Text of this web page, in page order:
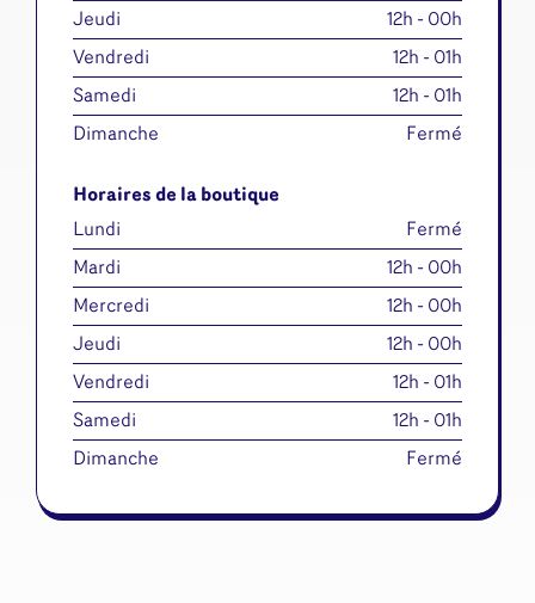
Jeudi
12h - 00h
Vendredi
12h - 01h
Samedi
12h - 01h
Dimanche
Fermé
Horaires de la boutique
Lundi
Fermé
Mardi
12h - 00h
Mercredi
12h - 00h
Jeudi
12h - 00h
Vendredi
12h - 01h
Samedi
12h - 01h
Dimanche
Fermé